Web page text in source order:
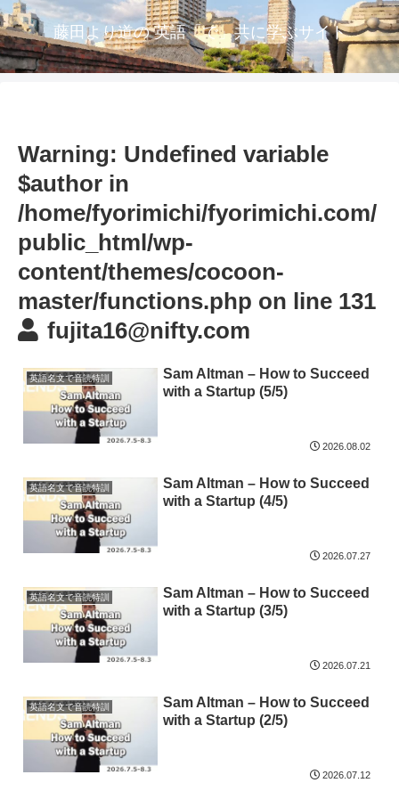
藤田より道の 英語「で」共に学ぶサイト
Warning: Undefined variable
$author in
/home/fyorimichi/fyorimichi.com/
public_html/wp-
content/themes/cocoon-
master/functions.php on line 131
fujita16@nifty.com
英語名文で音読特訓
Sam Altman – How to Succeed
with a Startup (5/5)
2026.08.02
英語名文で音読特訓
Sam Altman – How to Succeed
with a Startup (4/5)
2026.07.27
英語名文で音読特訓
Sam Altman – How to Succeed
with a Startup (3/5)
2026.07.21
英語名文で音読特訓
Sam Altman – How to Succeed
with a Startup (2/5)
2026.07.12